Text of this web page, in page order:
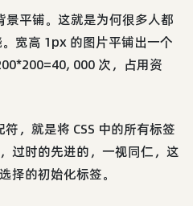
平铺。这就是为何很多人都
宽高 1px 的图片平铺出一个
000 次，占用资
，就是将 CSS 中的所有标签
过时的先进的，一视同仁，这
择的初始化标签。